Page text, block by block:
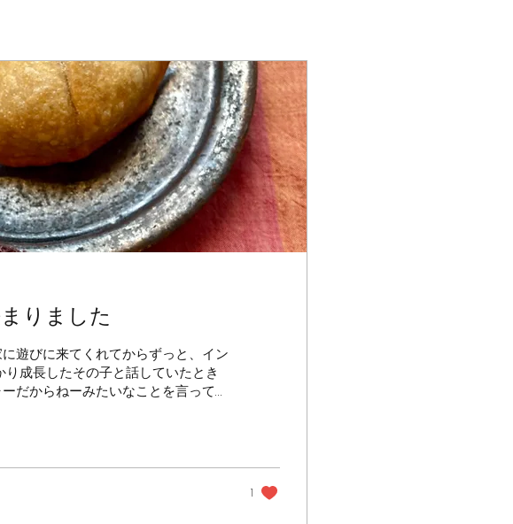
りました
遊びに来てくれてからずっと、イン
成長したその子と話していたとき
だからねーみたいなことを言ってい
しょうか。 セックスレス大国だけど
がよその国の方たちにモテるために
いますね。 アメリカでベストセラー
1